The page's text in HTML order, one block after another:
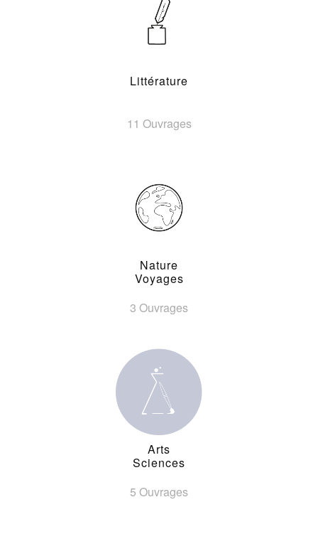
Littérature
11 Ouvrages
Nature
Voyages
3 Ouvrages
Arts
Sciences
5 Ouvrages